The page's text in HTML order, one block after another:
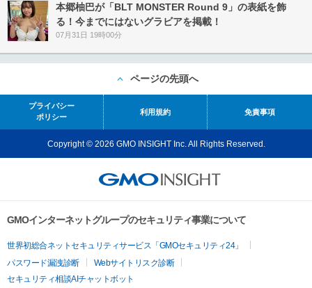
本郷柚巴が「BLT MONSTER Round 9」の表紙を飾
る！今までにはないグラビアを掲載！
07月31日 19時00分
ページの先頭へ
プライバシー
ポリシー
利用規約 免責事項
Copyright © 2026 GMO INSIGHT Inc. All Rights Reserved.
GMOインターネットグループのセキュリティ事業について
世界初総合ネットセキュリティサービス「GMOセキュリティ24」
パスワード漏洩診断
Webサイトリスク診断
セキュリティ相談AIチャットボット